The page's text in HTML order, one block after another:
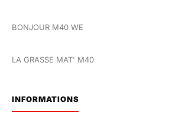
BONJOUR M40 WE
LA GRASSE MAT' M40
INFORMATIONS